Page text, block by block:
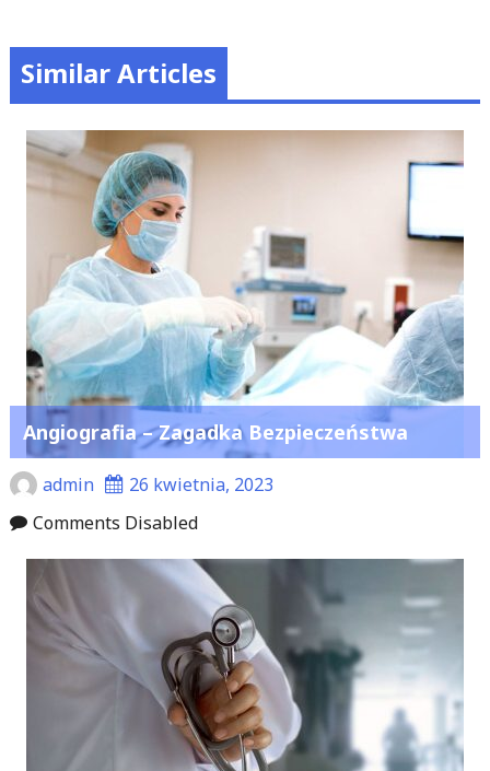
Similar Articles
Angiografia – Zagadka Bezpieczeństwa
admin
26 kwietnia, 2023
Comments Disabled